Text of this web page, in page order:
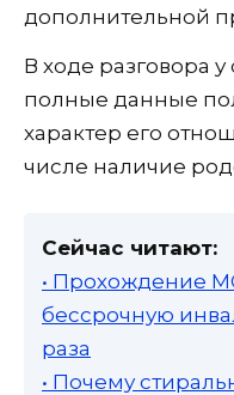
дополнительной
В ходе разговора
полные данные
характер его
числе наличие
Сейчас читают:
• Прохождение
бессрочную
раза
• Почему